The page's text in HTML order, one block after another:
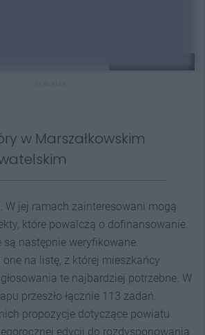
w Marszałkowskim
W jej ramach zainteresowani mogą
które powalczą o dofinansowanie.
są następnie weryfikowane.
na listę, z której mieszkańcy
te najbardziej potrzebne. W
przeszło łącznie 113 zadań.
propozycje dotyczące powiatu
edycji do rozdysponowania